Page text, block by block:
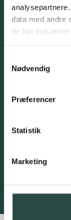
data med andre
de har
Nødvendig
Præferencer
Statistik
Marketing
Nuværende
Nej
Se